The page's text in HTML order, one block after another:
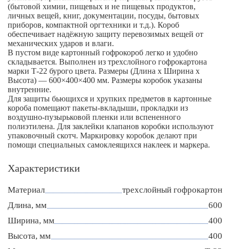
(бытовой химии, пищевых и не пищевых продуктов,
личных вещей, книг, документации, посуды, бытовых
приборов, компактной оргтехники и т.д.). Короб
обеспечивает надёжную защиту перевозимых вещей от
механических ударов и влаги.
В пустом виде картонный гофрокороб легко и удобно
складывается. Выполнен из трехслойного гофрокартона
марки Т-22 бурого цвета. Размеры (Длина х Ширина х
Высота) — 600×400×400 мм. Размеры коробок указаны
внутренние.
Для защиты бьющихся и хрупких предметов в картонные
короба помещают пакеты-вкладыши, прокладки из
воздушно-пузырьковой пленки или вспененного
полиэтилена. Для заклейки клапанов коробки используют
упаковочный скотч. Маркировку коробок делают при
помощи специальных самоклеящихся наклеек и маркера.
Характеристики
Материал
трехслойный гофрокартон
Длина, мм
600
Ширина, мм
400
Высота, мм
400